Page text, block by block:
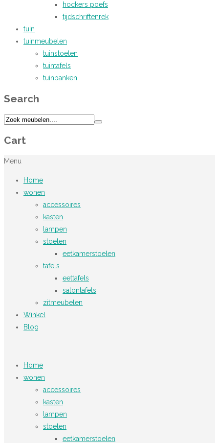
hockers poefs
tijdschriftenrek
tuin
tuinmeubelen
tuinstoelen
tuintafels
tuinbanken
Search
Cart
Menu
Home
wonen
accessoires
kasten
lampen
stoelen
eetkamerstoelen
tafels
eettafels
salontafels
zitmeubelen
Winkel
Blog
Home
wonen
accessoires
kasten
lampen
stoelen
eetkamerstoelen